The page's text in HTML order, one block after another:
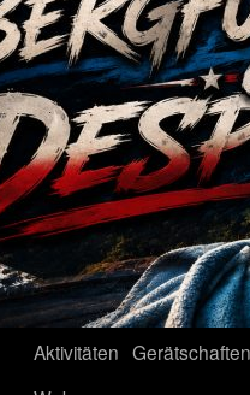
Aktivitäten Gerätschaften